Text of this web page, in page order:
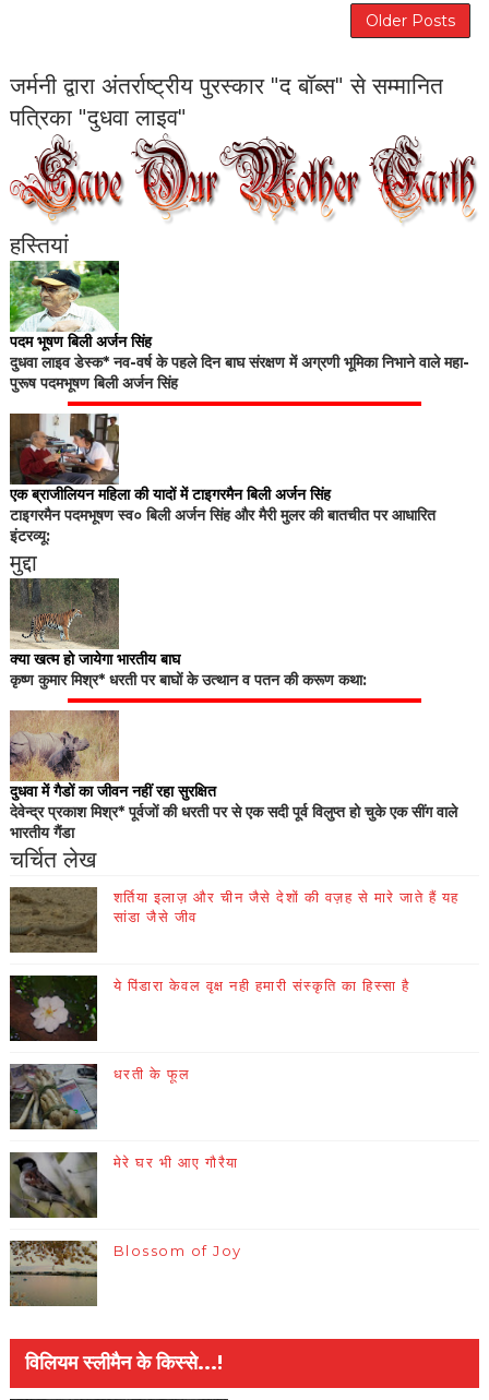
Older Posts
जर्मनी द्वारा अंतर्राष्ट्रीय पुरस्कार "द बॉब्स" से सम्मानित
पत्रिका "दुधवा लाइव"
हस्तियां
पदम भूषण बिली अर्जन सिंह
दुधवा लाइव डेस्क* नव-वर्ष के पहले दिन बाघ संरक्षण में अग्रणी भूमिका निभाने वाले महा-
पुरूष पदमभूषण बिली अर्जन सिंह
एक ब्राजीलियन महिला की यादों में टाइगरमैन बिली अर्जन सिंह
टाइगरमैन पदमभूषण स्व० बिली अर्जन सिंह और मैरी मुलर की बातचीत पर आधारित
इंटरव्यू:
मुद्दा
क्या खत्म हो जायेगा भारतीय बाघ
कृष्ण कुमार मिश्र* धरती पर बाघों के उत्थान व पतन की करूण कथा:
दुधवा में गैडों का जीवन नहीं रहा सुरक्षित
देवेन्द्र प्रकाश मिश्र* पूर्वजों की धरती पर से एक सदी पूर्व विलुप्त हो चुके एक सींग वाले
भारतीय गैंडा
चर्चित लेख
शर्तिया इलाज़ और चीन जैसे देशों की वज़ह से मारे जाते हैं यह
सांडा जैसे जीव
ये पिंडारा केवल वृक्ष नही हमारी संस्कृति का हिस्सा है
धरती के फूल
मेरे घर भी आए गौरैया
Blossom of Joy
विलियम स्लीमैन के किस्से...!